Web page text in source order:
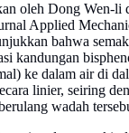
oleh Dong Wen-li
Applied
bahwa
kandungan
ke dalam air di
linier, seiring
wadah